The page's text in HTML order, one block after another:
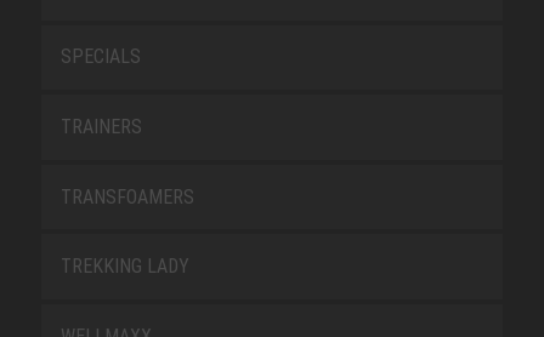
SPECIALS
TRAINERS
TRANSFOAMERS
TREKKING LADY